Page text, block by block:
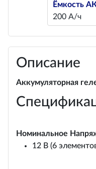
Ёмкость
200 А/ч
Описание
Аккумуляторная
Номинальное
12 В (6